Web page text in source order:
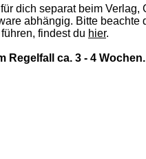
dich separat beim
abhängig. Bitte beachte
findest du hier.
Regelfall ca. 3 - 4